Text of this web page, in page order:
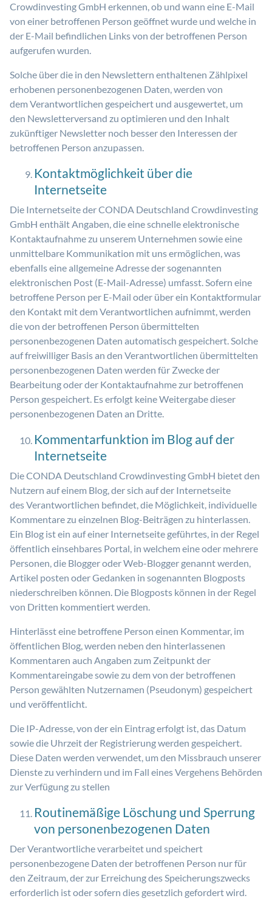
Crowdinvesting GmbH erkennen, ob und wann eine E-Mail
von einer betroffenen Person geöffnet wurde und welche in
der E-Mail befindlichen Links von der betroffenen Person
aufgerufen wurden.
Solche über die in den Newslettern enthaltenen Zählpixel
erhobenen personenbezogenen Daten, werden von
dem Verantwortlichen gespeichert und ausgewertet, um
den Newsletterversand zu optimieren und den Inhalt
zukünftiger Newsletter noch besser den Interessen der
betroffenen Person anzupassen.
Kontaktmöglichkeit über die
Internetseite
Die Internetseite der CONDA Deutschland Crowdinvesting
GmbH enthält Angaben, die eine schnelle elektronische
Kontaktaufnahme zu unserem Unternehmen sowie eine
unmittelbare Kommunikation mit uns ermöglichen, was
ebenfalls eine allgemeine Adresse der sogenannten
elektronischen Post (E-Mail-Adresse) umfasst. Sofern eine
betroffene Person per E-Mail oder über ein Kontaktformular
den Kontakt mit dem Verantwortlichen aufnimmt, werden
die von der betroffenen Person übermittelten
personenbezogenen Daten automatisch gespeichert. Solche
auf freiwilliger Basis an den Verantwortlichen übermittelten
personenbezogenen Daten werden für Zwecke der
Bearbeitung oder der Kontaktaufnahme zur betroffenen
Person gespeichert. Es erfolgt keine Weitergabe dieser
personenbezogenen Daten an Dritte.
Kommentarfunktion im Blog auf der
Internetseite
Die CONDA Deutschland Crowdinvesting GmbH bietet den
Nutzern auf einem Blog, der sich auf der Internetseite
des Verantwortlichen befindet, die Möglichkeit, individuelle
Kommentare zu einzelnen Blog-Beiträgen zu hinterlassen.
Ein Blog ist ein auf einer Internetseite geführtes, in der Regel
öffentlich einsehbares Portal, in welchem eine oder mehrere
Personen, die Blogger oder Web-Blogger genannt werden,
Artikel posten oder Gedanken in sogenannten Blogposts
niederschreiben können. Die Blogposts können in der Regel
von Dritten kommentiert werden.
Hinterlässt eine betroffene Person einen Kommentar, im
öffentlichen Blog, werden neben den hinterlassenen
Kommentaren auch Angaben zum Zeitpunkt der
Kommentareingabe sowie zu dem von der betroffenen
Person gewählten Nutzernamen (Pseudonym) gespeichert
und veröffentlicht.
Die IP-Adresse, von der ein Eintrag erfolgt ist, das Datum
sowie die Uhrzeit der Registrierung werden gespeichert.
Diese Daten werden verwendet, um den Missbrauch unserer
Dienste zu verhindern und im Fall eines Vergehens Behörden
zur Verfügung zu stellen
Routinemäßige Löschung und Sperrung
von personenbezogenen Daten
Der Verantwortliche verarbeitet und speichert
personenbezogene Daten der betroffenen Person nur für
den Zeitraum, der zur Erreichung des Speicherungszwecks
erforderlich ist oder sofern dies gesetzlich gefordert wird.